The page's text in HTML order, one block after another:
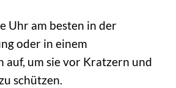
Uhr am besten in der
oder in einem
auf, um sie vor Kratzern und
schützen.